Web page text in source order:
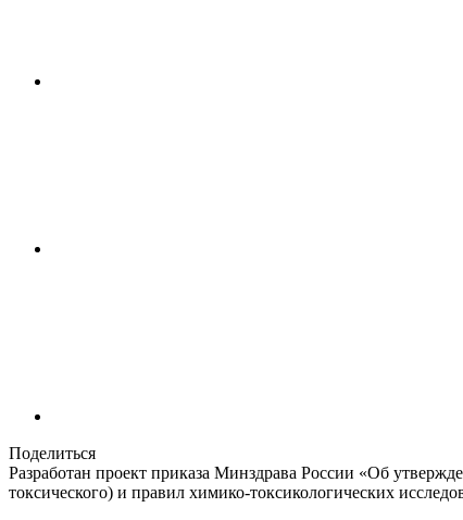
Поделиться
Разработан проект приказа Минздрава России «Об
токсического) и правил химико-токсикологических